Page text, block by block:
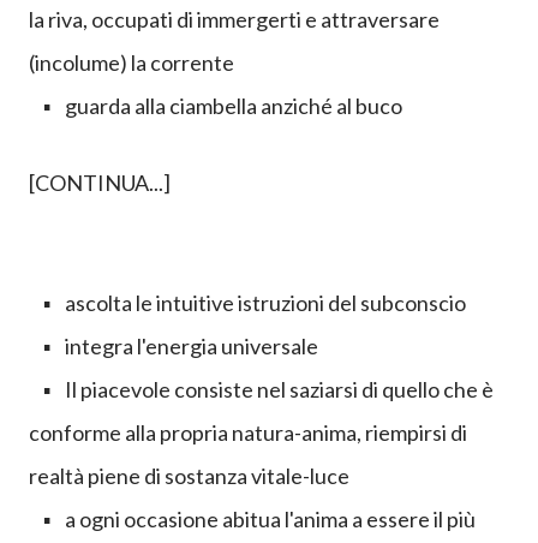
la riva, occupati di immergerti e attraversare
(incolume) la corrente
▪ guarda alla ciambella anziché al buco
[CONTINUA...]
▪ ascolta le intuitive istruzioni del subconscio
▪ integra l'energia universale
▪ Il piacevole consiste nel saziarsi di quello che è
conforme alla propria natura-anima, riempirsi di
realtà piene di sostanza vitale-luce
▪ a ogni occasione abitua l'anima a essere il più